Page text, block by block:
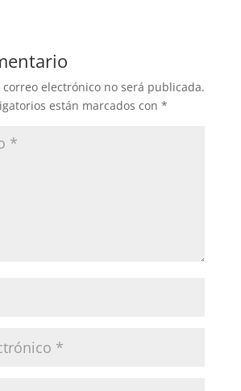
electrónico no será publicada.
están marcados con *